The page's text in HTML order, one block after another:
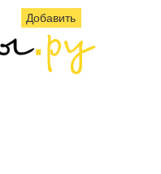
Добавить